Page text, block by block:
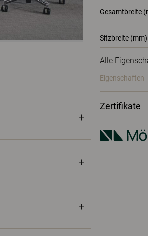
Gesamtbreite
Sitzbreite (mm)
Alle
Eigenschaften
Zertifikate